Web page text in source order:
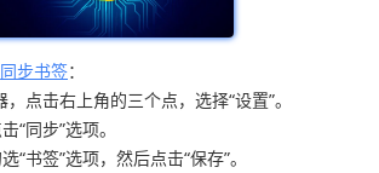
同步书签：
点击右上角的三个点，选择“设置”。
“同步”选项。
“书签”选项，然后点击“保存”。